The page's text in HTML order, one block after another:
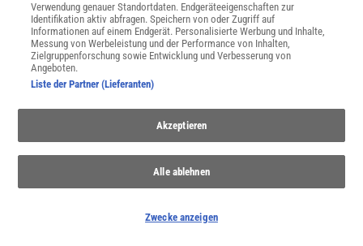
JETZT ANMELDEN!
Sie können unsere Newsletter jederzeit wieder abbestellen. Infos zu unserem Umgang
mit Ihren personenbezogenen Daten finden Sie in unsererDatenschutzerklärung
Newsletter
Verwendung genauer Standortdaten. Endgeräteeigenschaften zur
Identifikation aktiv abfragen. Speichern von oder Zugriff auf
Informationen auf einem Endgerät. Personalisierte Werbung und Inhalte,
Messung von Werbeleistung und der Performance von Inhalten,
Zielgruppenforschung sowie Entwicklung und Verbesserung von
Angeboten.
Liste der Partner (Lieferanten)
Akzeptieren
Alle ablehnen
Zwecke anzeigen